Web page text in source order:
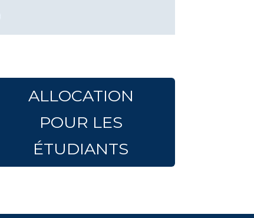
ALLOCATION
POUR LES
ÉTUDIANTS